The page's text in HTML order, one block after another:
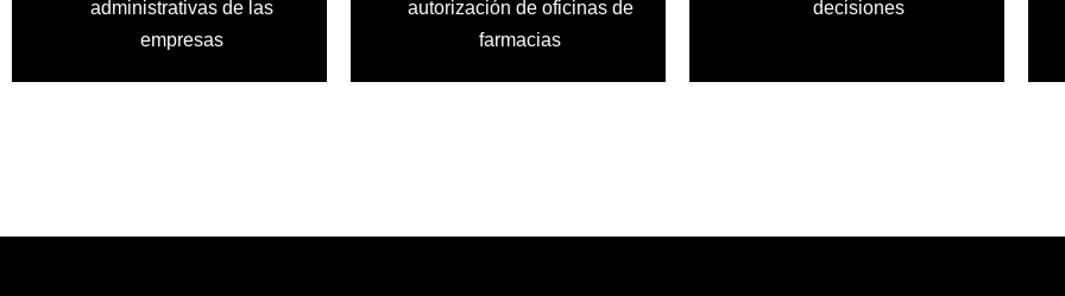
administrativas de las
empresas
autorización de oficinas de
farmacias
decisiones